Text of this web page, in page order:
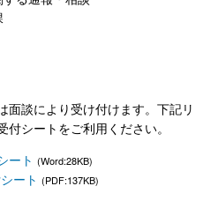
面談により受け付けます。下記リ
シートをご利用ください。
ート (Word:28KB)
ート (PDF:137KB)